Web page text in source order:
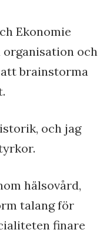
Ekonomie
organisation och
brainstorma
och jag
hälsovård,
talang för
finare